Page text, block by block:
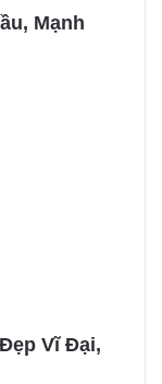
Mạnh
Vĩ Đại,